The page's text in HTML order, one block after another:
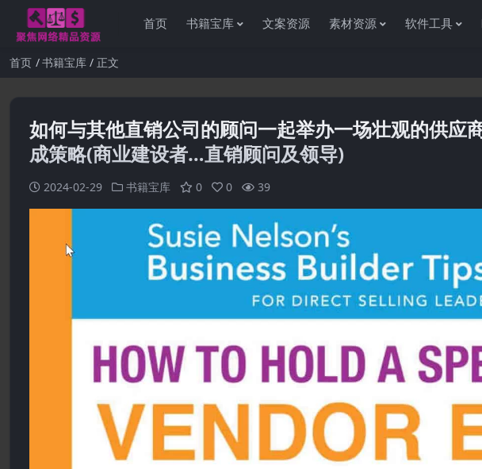
首页 书籍宝库 文案资源 素材资源 软件工具
首页 书籍宝库 正文
如何与其他直销公司的顾问一起举办一场壮观的供应
成策略(商业建设者…直销顾问及领导)
2024-02-29 书籍宝库 0 0 39
感谢您